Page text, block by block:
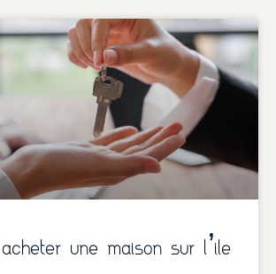
une maison sur l’ile